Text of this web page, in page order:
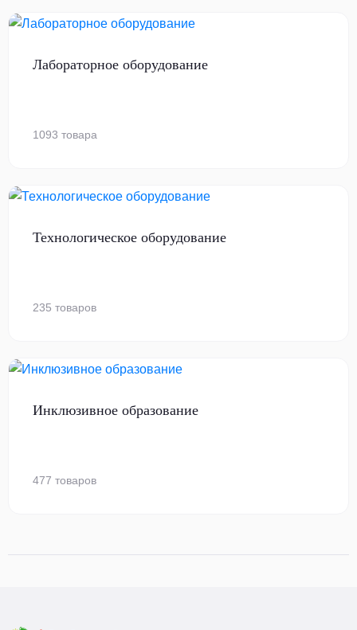
Лабораторное оборудование
1093 товара
Технологическое оборудование
235 товаров
Инклюзивное образование
477 товаров